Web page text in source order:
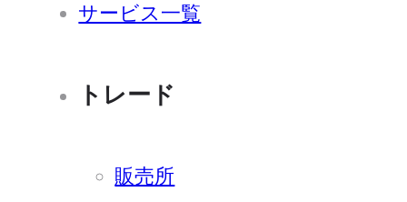
サービス一覧
トレード
販売所